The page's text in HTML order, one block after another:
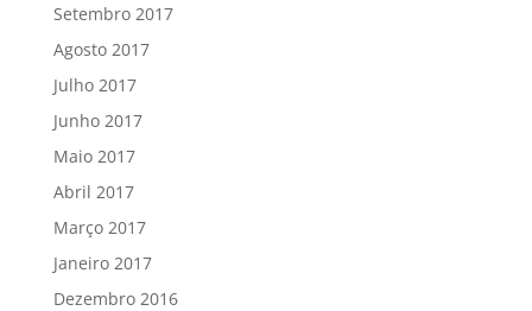
Setembro 2017
Agosto 2017
Julho 2017
Junho 2017
Maio 2017
Abril 2017
Março 2017
Janeiro 2017
Dezembro 2016